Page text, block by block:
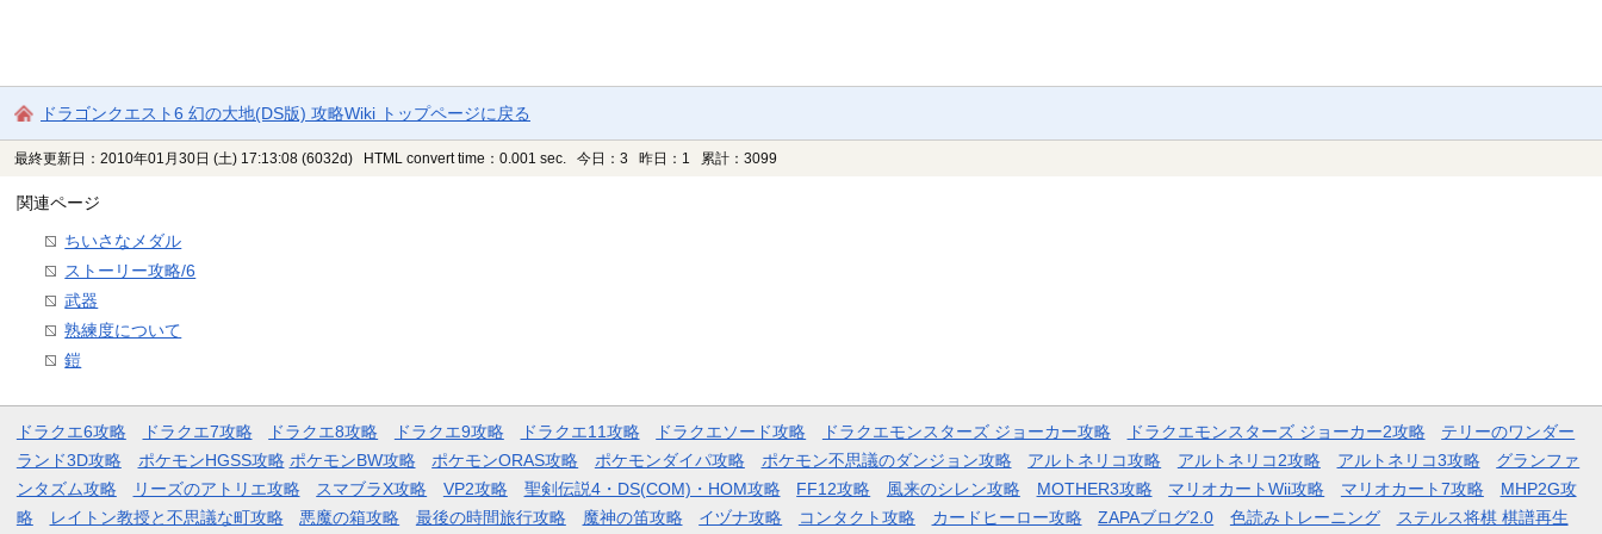
ドラゴンクエスト6 幻の大地(DS版) 攻略Wiki トップページに戻る
最終更新日：2010年01月30日 (土) 17:13:08 (6032d) HTML convert time：0.001 sec. 今日：3 昨日：1 累計：3099
関連ページ
ちいさなメダル
ストーリー攻略/6
武器
熟練度について
鎧
ドラクエ6攻略 ドラクエ7攻略 ドラクエ8攻略 ドラクエ9攻略 ドラクエ11攻略 ドラクエソード攻略 ドラクエモンスターズ ジョーカー攻略 ドラクエモンスターズ ジョーカー2攻略
テリーのワンダー
ランド3D攻略
ポケモンHGSS攻略 ポケモンBW攻略 ポケモンORAS攻略 ポケモンダイパ攻略 ポケモン不思議のダンジョン攻略 アルトネリコ攻略 アルトネリコ2攻略 アルトネリコ3攻略
グランファ
ンタズム攻略
リーズのアトリエ攻略 スマブラX攻略 VP2攻略 聖剣伝説4・DS(COM)・HOM攻略 FF12攻略 風来のシレン攻略 MOTHER3攻略 マリオカートWii攻略 マリオカート7攻略
MHP2G攻
略
レイトン教授と不思議な町攻略 悪魔の箱攻略 最後の時間旅行攻略 魔神の笛攻略 イヅナ攻略 コンタクト攻略 カードヒーロー攻略 ZAPAブログ2.0 色読みトレーニング ステルス将棋 棋譜再生